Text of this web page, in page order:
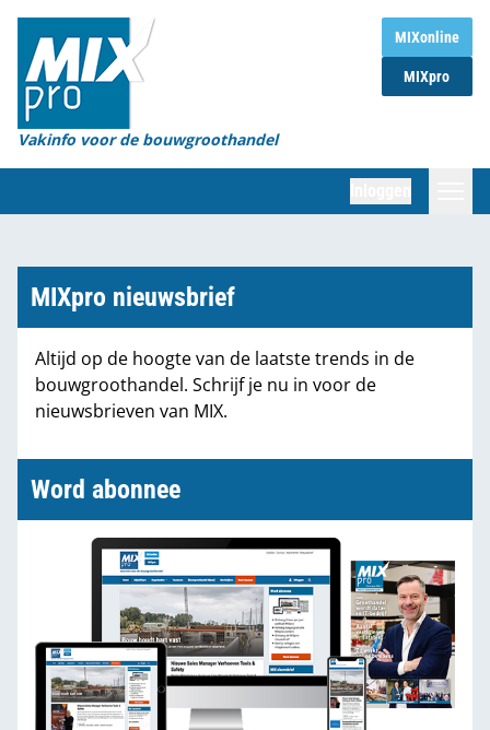
MIXonline
MIXpro
Vakinfo voor de bouwgroothandel
Home
Magazines
Organisaties
Marktcijfers
Partners
MIXpro nieuwsbrief
Altijd op de hoogte van de laatste trends in de
bouwgroothandel. Schrijf je nu in voor de
nieuwsbrieven van MIX.
Word abonnee